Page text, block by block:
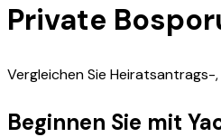
Private
Vergleichen Sie
Beginnen Sie mit